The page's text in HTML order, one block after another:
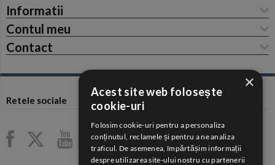
Informatii
Contul meu
Contact
Retele sociale
×
Acest site web folosește
cookie-uri
Folosim cookie-uri pentru a personaliza
conținutul, reclamele și pentru a ne analiza
traficul. De asemenea, împărtășim informații
despre utilizarea site-ului nostru cu partenerii